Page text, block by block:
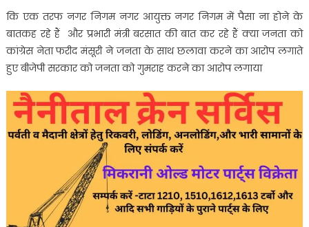
कि एक तरफ नगर निगम नगर आयुक्त नगर निगम में पैसा ना होने के
बातकह रहे हैं और प्रभारी मंत्री बरसात की बात कर रहे हैं क्या जनता को
कांग्रेस नेता फरीद मंसूरी ने जनता के साथ छलावा करने का आरोप लगाते
हुए बीजेपी सरकार को जनता को गुमराह करने का आरोप लगाया